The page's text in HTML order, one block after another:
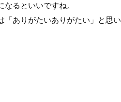
るといいですね。
「ありがたいありがたい」と思